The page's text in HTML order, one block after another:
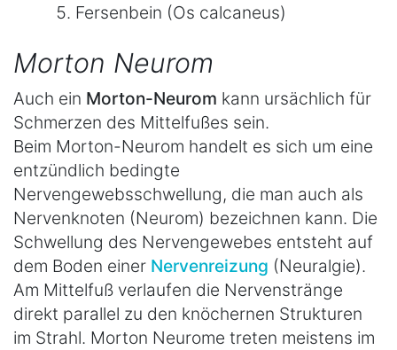
Fersenbein (Os calcaneus)
Morton Neurom
Auch ein Morton-Neurom kann ursächlich für
Schmerzen des Mittelfußes sein.
Beim Morton-Neurom handelt es sich um eine
entzündlich bedingte
Nervengewebsschwellung, die man auch als
Nervenknoten (Neurom) bezeichnen kann. Die
Schwellung des Nervengewebes entsteht auf
dem Boden einer Nervenreizung (Neuralgie).
Am Mittelfuß verlaufen die Nervenstränge
direkt parallel zu den knöchernen Strukturen
im Strahl. Morton Neurome treten meistens im